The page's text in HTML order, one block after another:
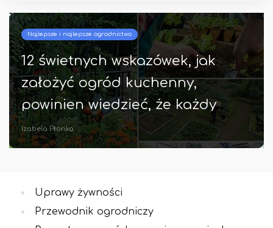
Najlepsze i najlepsze ogrodnictwo
12 świetnych wskazówek, jak
założyć ogród kuchenny,
powinien wiedzieć, że każdy
początkujący powinien!
Izabela Płonka
Uprawy żywności
Przewodnik ogrodniczy